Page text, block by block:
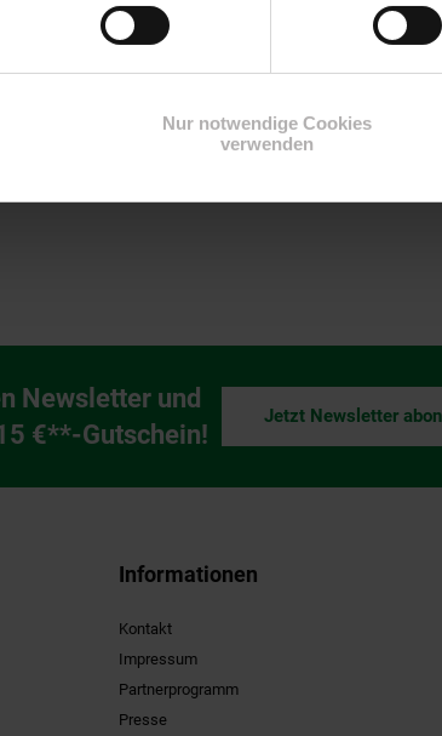
Nur notwendige Cookies
verwenden
Newsletter und
€**-Gutschein!
Jetzt Newsletter
Informationen
Kontakt
Impressum
Partnerprogramm
Presse